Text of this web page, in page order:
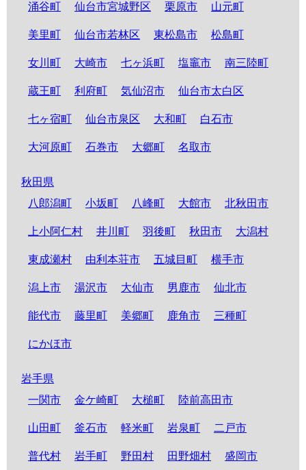
涌谷町 仙台市宮城野区 栗原市 山元町
美里町 仙台市若林区 東松島市 松島町
女川町 大崎市 七ヶ浜町 塩竈市 南三陸町
蔵王町 利府町 気仙沼市 仙台市太白区
七ヶ宿町 仙台市泉区 大和町 白石市
大河原町 石巻市 大郷町 名取市
秋田県
八郎潟町
小坂町 八峰町 大館市 北秋田市
上小阿仁村 井川町 羽後町 秋田市 大潟村
東成瀬村 由利本荘市 五城目町 横手市
潟上市 湯沢市 大仙市 男鹿市 仙北市
能代市 藤里町 美郷町 鹿角市 三種町
にかほ市
岩手県
一関市
金ケ崎町 大槌町 陸前高田市
山田町 釜石市 軽米町 岩泉町 二戸市
普代村 岩手町 野田村 田野畑村 盛岡市